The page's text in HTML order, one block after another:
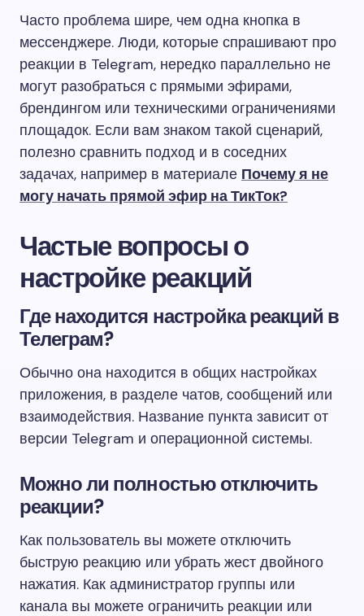
Часто проблема шире, чем одна кнопка в
мессенджере. Люди, которые спрашивают про
реакции в Telegram, нередко параллельно не
могут разобраться с прямыми эфирами,
брендингом или техническими ограничениями
площадок. Если вам знаком такой сценарий,
полезно сравнить подход и в соседних
задачах, например в материале Почему я не
могу начать прямой эфир на ТикТок?
Частые вопросы о
настройке реакций
Где находится настройка реакций в
Телеграм?
Обычно она находится в общих настройках
приложения, в разделе чатов, сообщений или
взаимодействия. Название пункта зависит от
версии Telegram и операционной системы.
Можно ли полностью отключить
реакции?
Как пользователь вы можете отключить
быструю реакцию или убрать жест двойного
нажатия. Как администратор группы или
канала вы можете ограничить реакции или